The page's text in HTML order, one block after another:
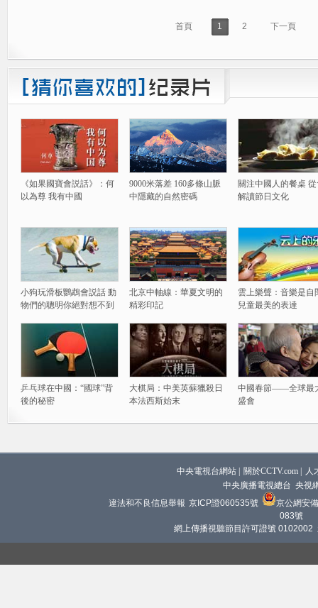
首頁 1 2 下一頁
《如果國寶會説話》：何
以為尊 我有中國
9000米落差 160多條山脈
中隱藏的自然密碼
關注中國人的餐桌
解讀節日文化
小狗玩滑板鸚鵡會説話 動
物們的聰明你絕對想不到
北京中軸線：華夏文明的
精彩印記
雲上樂聲：音樂是自
兒童最美的表達
乒乓球在中國：“國球”背
後的秘密
大棋局：中美英蘇獵殺日
本法西斯始末
中國春節——全球最
盛會
中央電視台網站 關於CCTV.com
人
中央廣播電視總台 央視
違法和不良信息舉報 京ICP證060535號
京公網安
083號
網上傳播視聽節目許可證號 0102002